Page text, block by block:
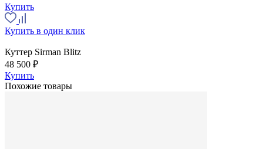
Купить
Купить в один клик
Куттер Sirman Blitz
48 500 ₽
Купить
Похожие товары